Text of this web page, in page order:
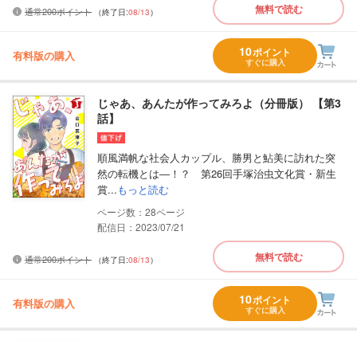
通常200ポイント （終了日:08/13） 無料で読む
有料版の購入 10ポイント
すぐに購入
じゃあ、あんたが作ってみろよ（分冊版） 【第3
話】
順風満帆な社会人カップル、勝男と鮎美に訪れた突
然の転機とは―！？ 第26回手塚治虫文化賞・新生
賞...もっと読む
28
配信日：2023/07/21
通常200ポイント （終了日:08/13） 無料で読む
有料版の購入 10ポイント
すぐに購入